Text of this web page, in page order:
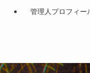
管理人プロフィー